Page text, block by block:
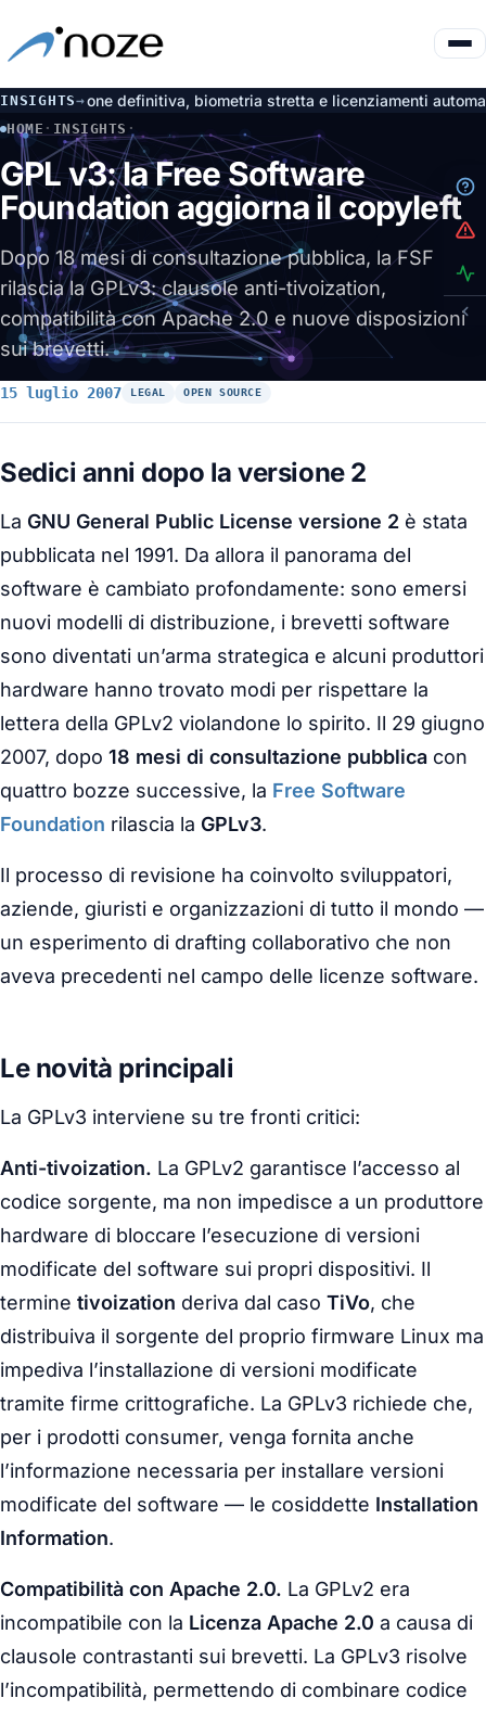
INSIGHTS→
definitiva, biometria stretta e licenziamenti automatici
HOME · INSIGHTS ·
GPL V3: LA FREE SOFTWARE FOUNDATION AGGIORNA IL
GPL v3: la Free Software
Foundation aggiorna il copyleft
Dopo 18 mesi di consultazione pubblica, la FSF
rilascia la GPLv3: clausole anti-tivoization,
compatibilità con Apache 2.0 e nuove disposizioni
sui brevetti.
15 luglio 2007 LEGAL OPEN SOURCE
Sedici anni dopo la versione 2
La GNU General Public License versione 2 è stata
pubblicata nel 1991. Da allora il panorama del
software è cambiato profondamente: sono emersi
nuovi modelli di distribuzione, i brevetti software
sono diventati un’arma strategica e alcuni produttori
hardware hanno trovato modi per rispettare la
lettera della GPLv2 violandone lo spirito. Il 29 giugno
2007, dopo 18 mesi di consultazione pubblica con
quattro bozze successive, la Free Software
Foundation rilascia la GPLv3.
Il processo di revisione ha coinvolto sviluppatori,
aziende, giuristi e organizzazioni di tutto il mondo —
un esperimento di drafting collaborativo che non
aveva precedenti nel campo delle licenze software.
Le novità principali
La GPLv3 interviene su tre fronti critici:
Anti-tivoization. La GPLv2 garantisce l’accesso al
codice sorgente, ma non impedisce a un produttore
hardware di bloccare l’esecuzione di versioni
modificate del software sui propri dispositivi. Il
termine tivoization deriva dal caso TiVo, che
distribuiva il sorgente del proprio firmware Linux ma
impediva l’installazione di versioni modificate
tramite firme crittografiche. La GPLv3 richiede che,
per i prodotti consumer, venga fornita anche
l’informazione necessaria per installare versioni
modificate del software — le cosiddette Installation
Information.
Compatibilità con Apache 2.0. La GPLv2 era
incompatibile con la Licenza Apache 2.0 a causa di
clausole contrastanti sui brevetti. La GPLv3 risolve
l’incompatibilità, permettendo di combinare codice